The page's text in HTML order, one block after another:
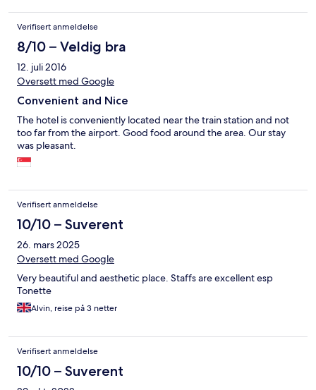
Verifisert anmeldelse
8/10 – Veldig bra
12. juli 2016
Oversett med Google
Convenient and Nice
The hotel is conveniently located near the train station and not
too far from the airport. Good food around the area. Our stay
was pleasant.
Verifisert anmeldelse
10/10 – Suverent
26. mars 2025
Oversett med Google
Very beautiful and aesthetic place. Staffs are excellent esp
Tonette
Alvin, reise på 3 netter
Verifisert anmeldelse
10/10 – Suverent